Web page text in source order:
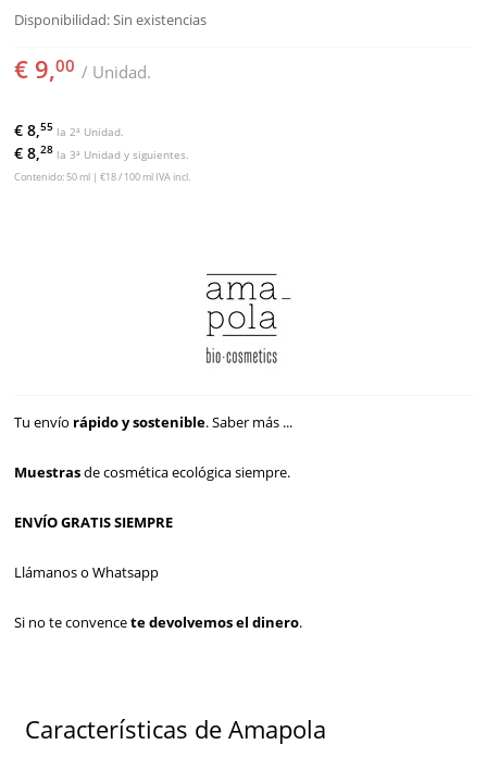
Disponibilidad:Sin existencias
€ 9,00 / Unidad.
€ 8,55 la 2ª Unidad.
€ 8,28 la 3ª Unidad y siguientes.
Contenido: 50 ml | €18 / 100 ml IVA incl.
Tu envío rápido y sostenible.Saber más ...
Muestrasde cosmética ecológica siempre.
ENVÍO GRATIS SIEMPRE
Llámanos o Whatsapp
Si no te convencete devolvemos el dinero.
Características de Amapola